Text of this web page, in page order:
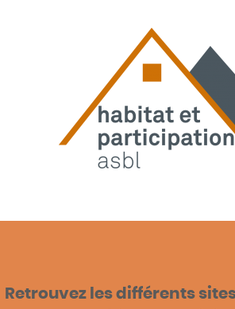
Retrouvez les différents